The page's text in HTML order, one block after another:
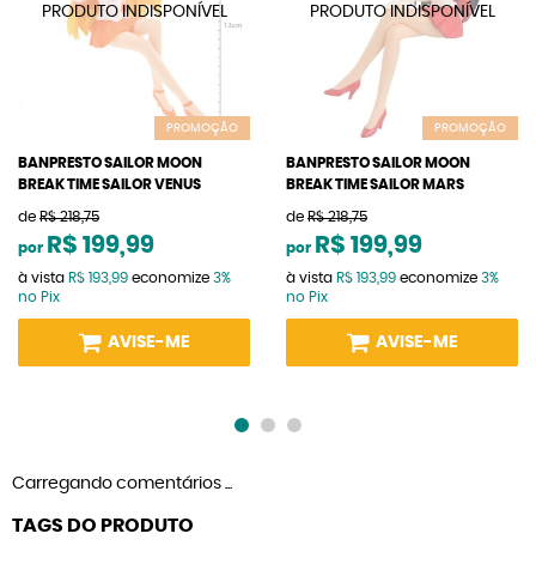
PROMOÇÃO
BANPRESTO SAILOR MOON
BREAK TIME SAILOR VENUS
de R$ 218,75
por R$ 199,99
à vista R$ 193,99 economize 3%
no Pix
AVISE-ME
PROMOÇÃO
BANPRESTO SAILOR MOON
BREAK TIME SAILOR MARS
de R$ 218,75
por R$ 199,99
à vista R$ 193,99 economize 3%
no Pix
AVISE-ME
Carregando comentários ...
TAGS DO PRODUTO